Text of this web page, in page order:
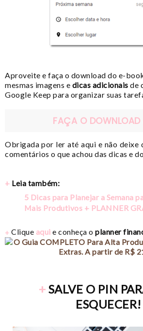
Aproveite e faça o download do e-
mesmas imagens e dicas adicionais de
Google Keep para organizar suas
FAÇA O DOWNLOAD
Obrigada por ler até aqui e não deixe
comentários o que achou das dicas e do
+ Leia também:
5 Dicas para Planejar a Semana
Mais Produtivos + PLANNER
+ Clique aqui e conheça o planner
+ SALVE O PIN
ESQUECER!